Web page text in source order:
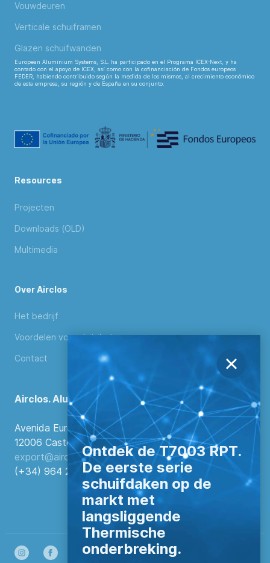
Vouwdeuren
Verticale schuiframen
Glazen schuifwanden
European Aluminium Systems, S.L. ha participado en el Programa ICEX-Next, y ha
contado con el apoyo de ICEX, así como con la cofinanciación de Fondos europeos
FEDER, habiendo contribuido según la medida de los mismos, al crecimiento económico
de esta empresa, su región y de España en su conjunto.
Resources
Projecten
Downloads (OLD)
Multimedia
Over Airclos
Het bedrijf
Voordelen voor distributeurs
Contact
Airclos. Aluminium Systems
Avenida Europa, 103
12006 Castellón de la Plana, Spanje.
export@airclos.com
(+34) 964 260 849
Ontdek de T7003 RPT.
De eerste serie
schuifdaken op de
markt met
langsliggende
Thermische
onderbreking.